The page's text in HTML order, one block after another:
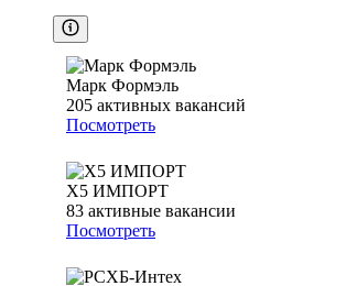
Марк Формэль
205 активных вакансий
Посмотреть
Х5 ИМПОРТ
83 активные вакансии
Посмотреть